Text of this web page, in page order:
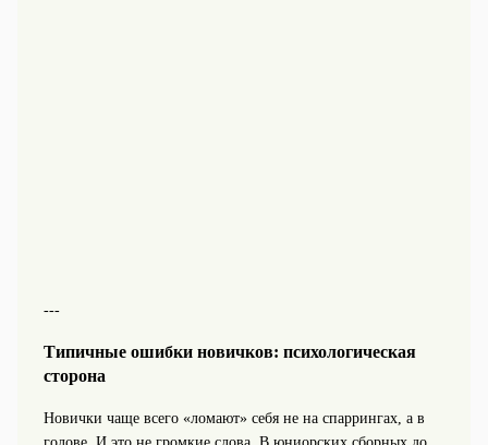
---
Типичные ошибки новичков: психологическая
сторона
Новички чаще всего «ломают» себя не на спаррингах, а в
голове. И это не громкие слова. В юниорских сборных до